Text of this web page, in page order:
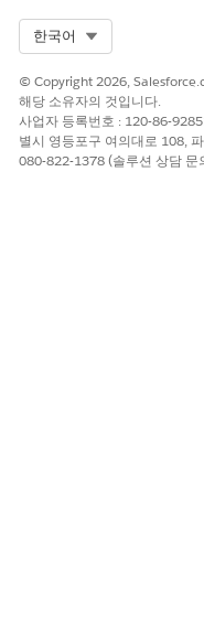
한국어
© Copyright 2026,
해당 소유자의 것입니다.
사업자 등록번호 : 120-86-
별시 영등포구 여의대로 108,
080-822-1378 (솔루션 상담